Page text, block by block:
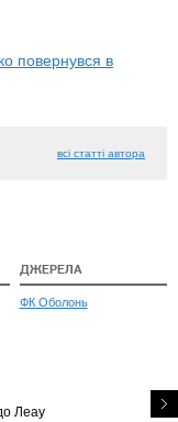
повернувся в
всі статті автора
ДЖЕРЕЛА
ФК Оболонь
Леау